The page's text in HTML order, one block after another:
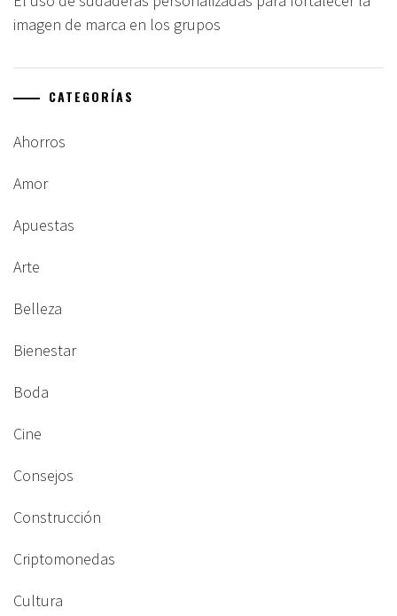
imagen de marca en los grupos
CATEGORÍAS
Ahorros
Amor
Apuestas
Arte
Belleza
Bienestar
Boda
Cine
Consejos
Construcción
Criptomonedas
Cultura